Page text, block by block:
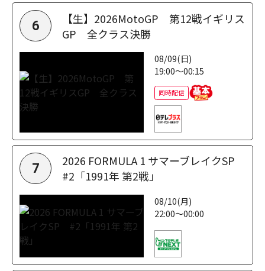
6
【生】2026MotoGP 第12戦イギリス
GP 全クラス決勝
08/09(日)
19:00～00:15
同時配信
7
2026 FORMULA 1 サマーブレイクSP
#2「1991年 第2戦」
08/10(月)
22:00～00:00